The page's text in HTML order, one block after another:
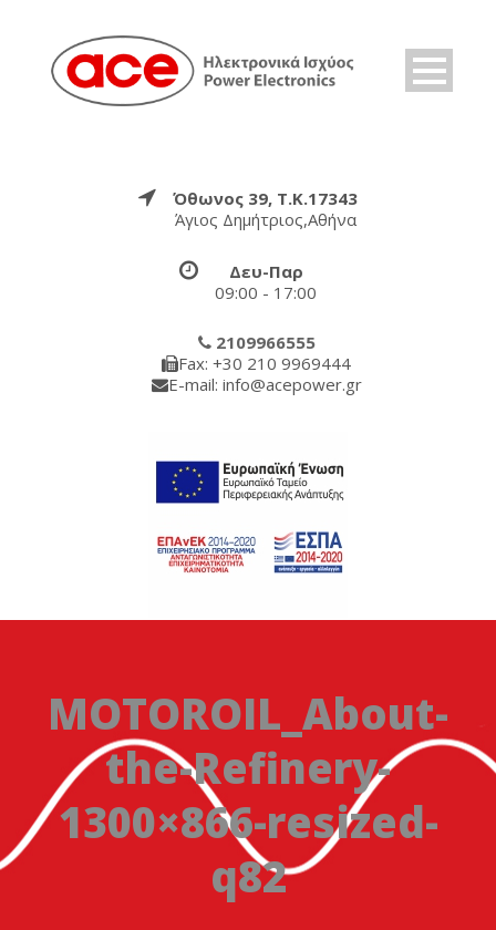
Όθωνος 39, Τ.Κ.17343
Άγιος Δημήτριος,Αθήνα
Δευ-Παρ
09:00 - 17:00
2109966555
Fax: +30 210 9969444
E-mail: info@acepower.gr
MOTOROIL_About-
the-Refinery-
1300×866-resized-
q82